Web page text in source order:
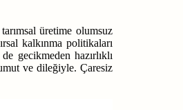
üretime olumsuz
kalkınma politikaları
gecikmeden hazırlıklı
ve dileğiyle. Çaresiz